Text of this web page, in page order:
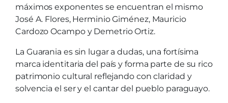
máximos exponentes se encuentran el mismo
José A. Flores, Herminio Giménez, Mauricio
Cardozo Ocampo y Demetrio Ortiz.
La Guarania es sin lugar a dudas, una fortísima
marca identitaria del país y forma parte de su rico
patrimonio cultural reflejando con claridad y
solvencia el ser y el cantar del pueblo paraguayo.